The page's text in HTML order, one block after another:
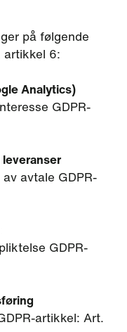
på følgende
artikkel 6:
Analytics)
GDPR-
avtale GDPR-
GDPR-
artikkel: Art.